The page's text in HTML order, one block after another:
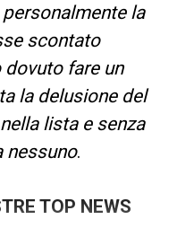
la
scontato
fare un
la delusione del
lista e senza
nessuno.
TOP NEWS